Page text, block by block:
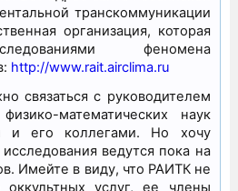
транскоммуникации
организация, которая
феномена
http://www.rait.airclima.ru
связаться с руководителем
математических наук
и его коллегами. Но хочу
ведутся пока на
Имейте в виду, что РАИТК не
услуг, ее члены